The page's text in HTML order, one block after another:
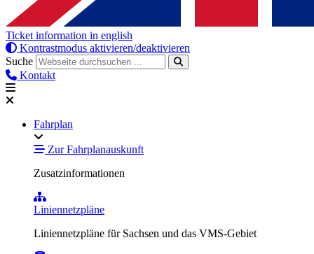
Ticket information in english
Kontrastmodus aktivieren/deaktivieren
Suche
Kontakt
Fahrplan
Zur Fahrplanauskunft
Zusatzinformationen
Liniennetzpläne
Liniennetzpläne für Sachsen und das VMS-Gebiet